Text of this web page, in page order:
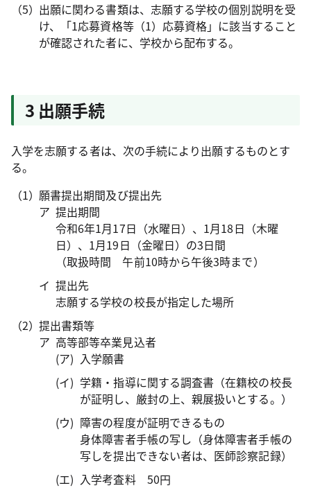
出願に関わる書類は、志願する学校の個別説明を受
け、「1応募資格等（1）応募資格」に該当すること
が確認された者に、学校から配布する。
3 出願手続
入学を志願する者は、次の手続により出願するものとす
る。
願書提出期間及び提出先
提出期間
令和6年1月17日（水曜日）、1月18日（木曜
日）、1月19日（金曜日）の3日間
（取扱時間 午前10時から午後3時まで）
提出先
志願する学校の校長が指定した場所
提出書類等
高等部等卒業見込者
入学願書
学籍・指導に関する調査書（在籍校の校長
が証明し、厳封の上、親展扱いとする。）
障害の程度が証明できるもの
身体障害者手帳の写し（身体障害者手帳の
写しを提出できない者は、医師診察記録）
入学考査料 50円